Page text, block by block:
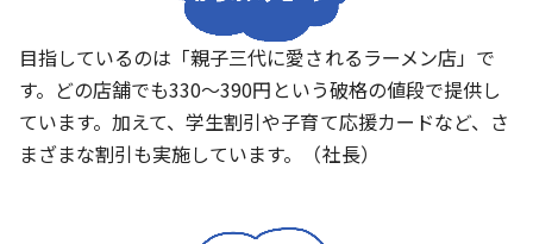
目指しているのは「親子三代に愛されるラーメン店」で
す。どの店舗でも330～390円という破格の値段で提供し
ています。加えて、学生割引や子育て応援カードなど、さ
まざまな割引も実施しています。（社長）